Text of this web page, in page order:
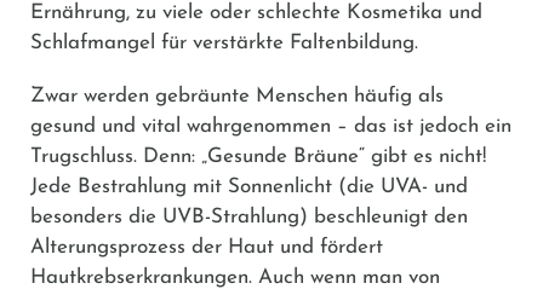
Ernährung, zu viele oder schlechte Kosmetika und
Schlafmangel für verstärkte Faltenbildung.
Zwar werden gebräunte Menschen häufig als
gesund und vital wahrgenommen – das ist jedoch ein
Trugschluss. Denn: „Gesunde Bräune“ gibt es nicht!
Jede Bestrahlung mit Sonnenlicht (die UVA- und
besonders die UVB-Strahlung) beschleunigt den
Alterungsprozess der Haut und fördert
Hautkrebserkrankungen. Auch wenn man von